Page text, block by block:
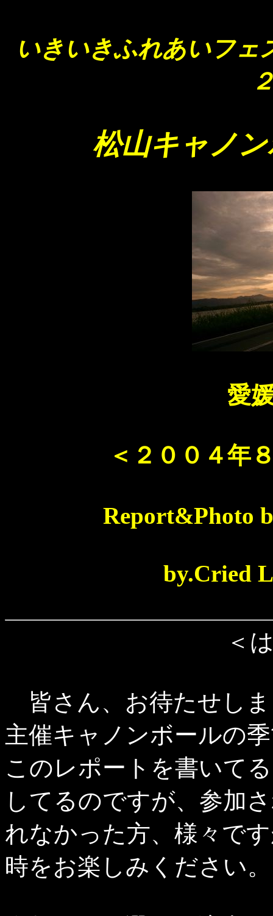
いきいきふれあいフ
松山キャノン
愛
＜２００４年
Report&Photo
by.Cried
＜
皆さん、お待たせし
主催キャノンボールの
このレポートを書いて
してるのですが、参加
れなかった方、様々で
時をお楽しみください。